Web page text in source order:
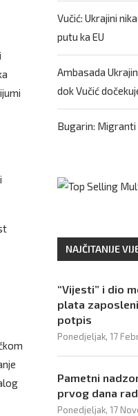
Vučić: Ukrajini
putu ka EU
Ambasada
dok Vučić
Bugarin: Migranti
NAJČITANIJE
“Vijesti” i dio
plata
potpis
Ponedjeljak, 17
Pametni
prvog dana
Ponedjeljak, 17